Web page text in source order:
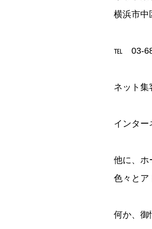
横浜市
℡ 03-
ネット集
インター
他に、ホ
色々とア
何か、御